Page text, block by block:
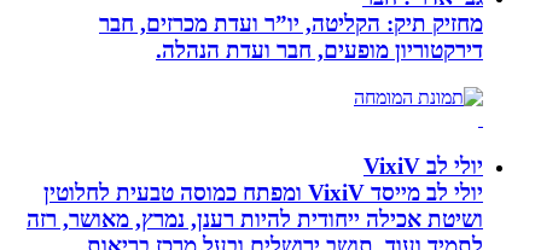
מחזיק תיק: הקליטה, יו”ר ועדת מכרזים, חבר
דירקטוריון מופעים, חבר ועדת הנהלה.
יולי לב VixiV
יולי לב מייסד VixiV ומפתח כמוסה טבעית לחלוטין
ושיטת אכילה ייחודית להיות רענן, נמרץ, מאושר, רזה